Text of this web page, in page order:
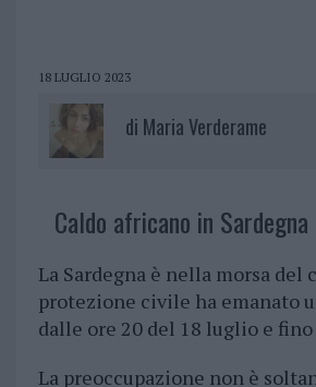
18 LUGLIO 2023
di Maria Verderame
Caldo africano in
La Sardegna è nella morsa
protezione civile ha emanato
dalle ore 20 del 18 luglio e
La preoccupazione non è